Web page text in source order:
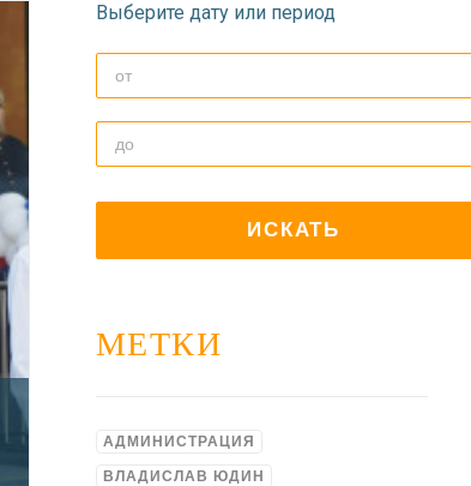
Выберите дату или период
МЕТКИ
АДМИНИСТРАЦИЯ
ВЛАДИСЛАВ ЮДИН